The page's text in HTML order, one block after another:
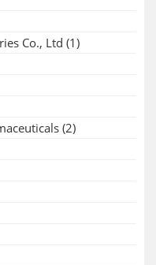
Co., Ltd (1)
(2)